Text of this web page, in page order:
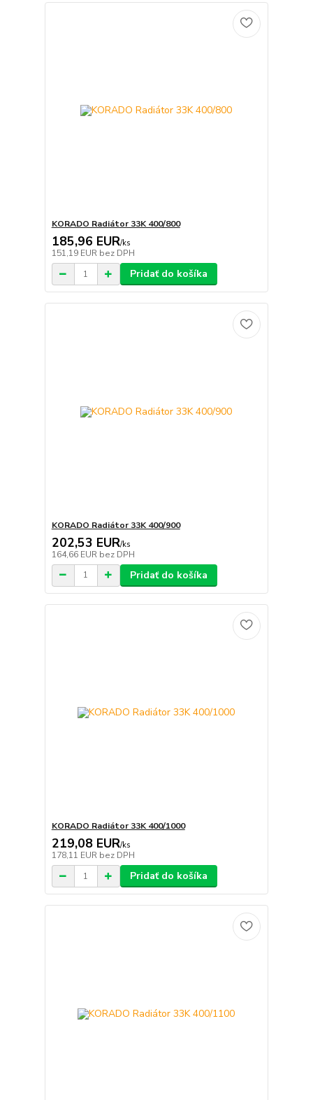
KORADO Radiátor 33K 400/800
185,96 EUR/ks
151,19 EUR bez DPH
Pridať do košíka
KORADO Radiátor 33K 400/900
202,53 EUR/ks
164,66 EUR bez DPH
Pridať do košíka
KORADO Radiátor 33K 400/1000
219,08 EUR/ks
178,11 EUR bez DPH
Pridať do košíka